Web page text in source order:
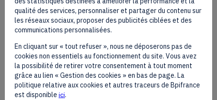
sur
le
qualité des services, personnaliser et partager du contenu sur
les réseaux sociaux, proposer des publicités ciblées et des
communications personnalisées.
En cliquant sur « tout refuser », nous ne déposerons pas de
cookies non essentiels au fonctionnement du site. Vous avez
la possibilité de retirer votre consentement à tout moment
grâce au lien « Gestion des cookies » en bas de page. La
politique relative aux cookies et autres traceurs de Bpifrance
est disponible ici.